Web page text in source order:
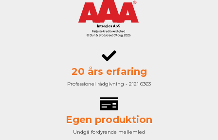
20 års erfaring
Professionel rådgivning - 2121 6363
Egen produktion
Undgå fordyrende mellemled